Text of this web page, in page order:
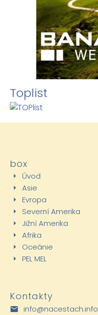
Toplist
box
Úvod
Asie
Evropa
Severní Amerika
Jižní Amerika
Afrika
Oceánie
PEL MEL
Kontakty
info@nacestach.info